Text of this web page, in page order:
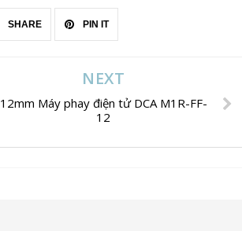
SHARE PIN IT
NEXT
12mm Máy phay điện tử DCA M1R-FF-
12